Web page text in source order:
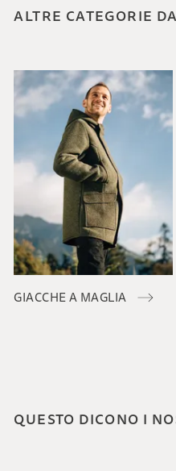
ALTRE CATEGORIE
GIACCHE A MAGLIA
QUESTO DICONO I